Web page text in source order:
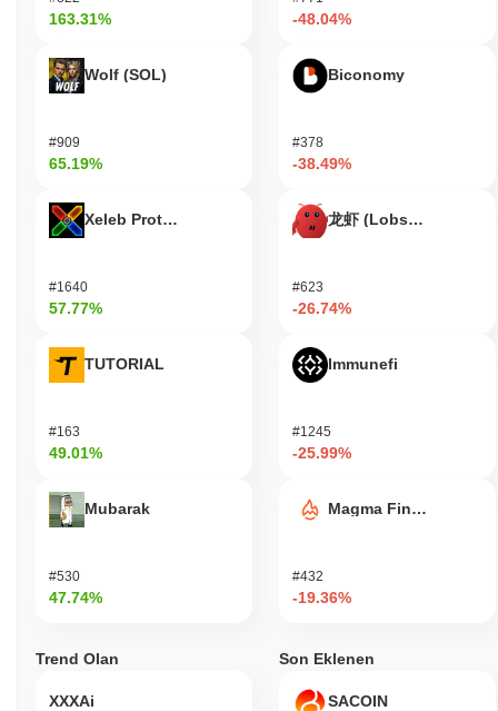
163.31%
Wolf (SOL)
#909
65.19%
Xeleb Protocol
#1640
57.77%
TUTORIAL
#163
49.01%
Mubarak
#530
47.74%
-48.04%
Biconomy
#378
-38.49%
龙虾 (Lobster)
#623
-26.74%
Immunefi
#1245
-25.99%
Magma Finance
#432
-19.36%
Trend Olan
XXXAi
Son Eklenen
SACOIN